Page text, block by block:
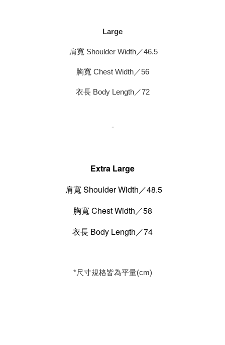
Large
肩寬 Shoulder Width／46.5
胸寬 Chest Width／56
衣長 Body Length／72
-
Extra Large
肩寬 Shoulder Width／48.5
胸寬 Chest Width／58
衣長 Body Length／74
*尺寸規格皆為平量(cm)